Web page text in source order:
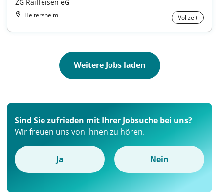
ZG Raiffeisen eG
Heitersheim Vollzeit
Weitere Jobs laden
Sind Sie zufrieden mit Ihrer Jobsuche bei uns?
Wir freuen uns von Ihnen zu hören.
Ja Nein